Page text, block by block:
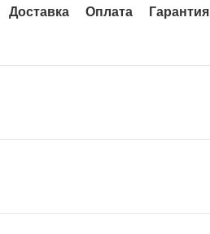
Доставка Оплата Гарантия